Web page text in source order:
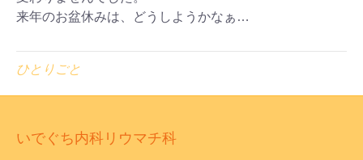
来年のお盆休みは、どうしようかなぁ…
ひとりごと
いでぐち内科リウマチ科